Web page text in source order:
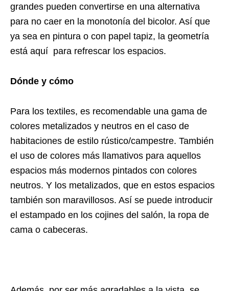
grandes pueden convertirse en una alternativa
para no caer en la monotonía del bicolor. Así que
ya sea en pintura o con papel tapiz, la geometría
está aquí para refrescar los espacios.
Dónde y cómo
Para los textiles, es recomendable una gama de
colores metalizados y neutros en el caso de
habitaciones de estilo rústico/campestre. También
el uso de colores más llamativos para aquellos
espacios más modernos pintados con colores
neutros. Y los metalizados, que en estos espacios
también son maravillosos. Así se puede introducir
el estampado en los cojines del salón, la ropa de
cama o cabeceras.